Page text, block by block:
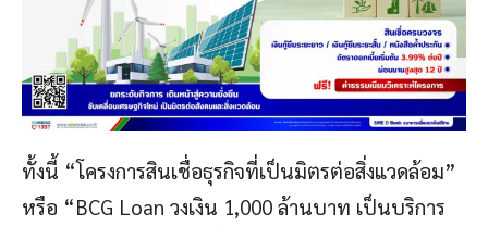
ทั้งนี้ “โครงการสินเชื่อธุรกิจที่เป็นมิตรต่อสิ่งแวดล้อม”
หรือ “BCG Loan วงเงิน 1,000 ล้านบาท เป็นบริการ